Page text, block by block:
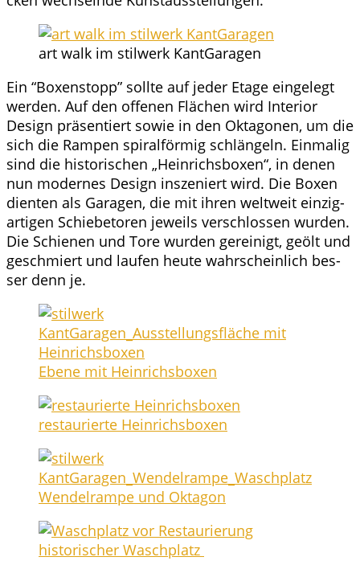
art walk im stil­werk KantGaragen
Ein “Boxen­stopp” soll­te auf jeder Eta­ge ein­ge­legt
wer­den. Auf den offe­nen Flä­chen wird Inte­ri­or
Design prä­sen­tiert sowie in den Okta­go­nen, um die
sich die Ram­pen spi­ral­för­mig schlän­geln. Ein­ma­lig
sind die his­to­ri­schen „Hein­richs­bo­xen“, in denen
nun moder­nes Design insze­niert wird. Die Boxen
dien­ten als Gara­gen, die mit ihren welt­weit ein­zig­
ar­ti­gen Schie­be­to­ren jeweils ver­schlos­sen wur­den.
Die Schie­nen und Tore wur­den gerei­nigt, geölt und
geschmiert und lau­fen heu­te wahr­schein­lich bes­
ser denn je.
Ebe­ne mit Heinrichsboxen
restau­rier­te Heinrichsboxen
Wen­del­ram­pe und Oktagon
his­to­ri­scher Waschplatz